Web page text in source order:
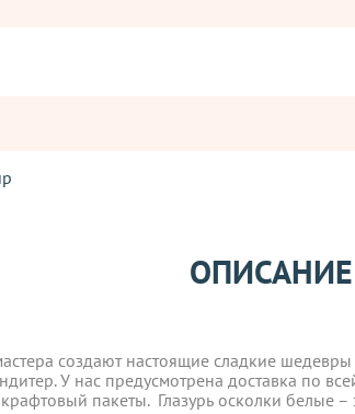
создают настоящие сладкие
У нас предусмотрена доставка по
с категории "ОПТ", отправляются за
оплаты.
ОПИСАНИЕ
создают настоящие сладкие
У нас предусмотрена доставка по
пакеты. Глазурь осколки белые